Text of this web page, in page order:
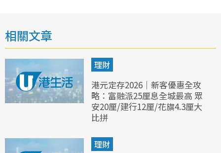
相關文章
理財
港元定存2026｜新客優惠全攻
略：富融派25厘息全城最高 眾
安20厘/建行12厘/花旗4.3厘大
比拼
理財